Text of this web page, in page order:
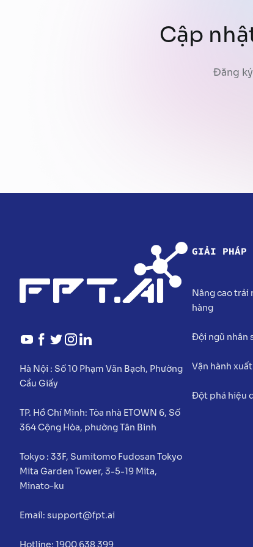
Cập
Đăng
Hà Nội : Số 10 Phạm Văn Bạch, Phường
Cầu Giấy
TP. Hồ Chí Minh:Tòa nhà ETOWN 6, Số
364 Cộng Hòa, phường Tân Bình
Tokyo :33F, Sumitomo Fudosan Tokyo
Mita Garden Tower, 3-5-19 Mita,
Minato-ku
Email:support@fpt.ai
GIẢI PHÁP
Nâng cao trải
hàng
Đội ngũ nhân
Vận hành
Đột phá hiệu